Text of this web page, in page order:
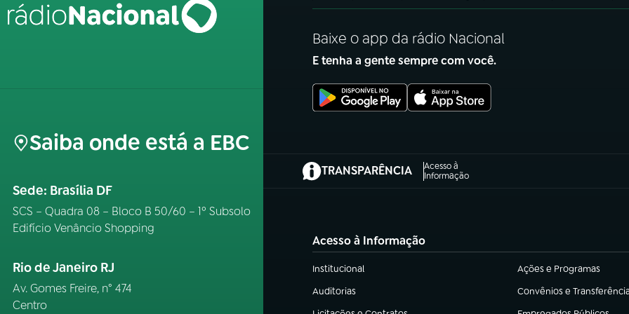
Saiba onde está a EBC
Sede: Brasília DF
SCS – Quadra 08 – Bloco B 50/60 – 1º Subsolo
Edifício Venâncio Shopping
Rio de Janeiro RJ
Av. Gomes Freire, n° 474
Centro
Baixe o app da rádio Nacional
E tenha a gente sempre com você.
TRANSPARÊNCIA
Acesso à
Informação
(abre em nova aba)
Acesso à Informação
Institucional
(abre em nova aba) Ações e Programas
(abre em nova aba)
Auditorias
(abre em nova aba) Convênios e
(abre em nova aba)